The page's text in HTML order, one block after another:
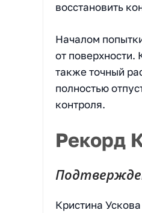
восстановить
Началом
от
также точный
полностью
контроля.
Рекорд
Кристина